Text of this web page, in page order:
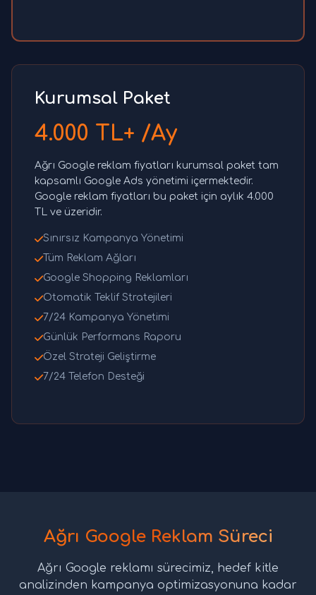
Kurumsal Paket
4.000 TL+ /Ay
Ağrı Google reklam fiyatları kurumsal paket tam
kapsamlı Google Ads yönetimi içermektedir.
Google reklam fiyatları bu paket için aylık 4.000
TL ve üzeridir.
Sınırsız Kampanya Yönetimi
Tüm Reklam Ağları
Google Shopping Reklamları
Otomatik Teklif Stratejileri
7/24 Kampanya Yönetimi
Günlük Performans Raporu
Özel Strateji Geliştirme
7/24 Telefon Desteği
Ağrı Google Reklam Süreci
Ağrı Google reklamı sürecimiz, hedef kitle
analizinden kampanya optimizasyonuna kadar